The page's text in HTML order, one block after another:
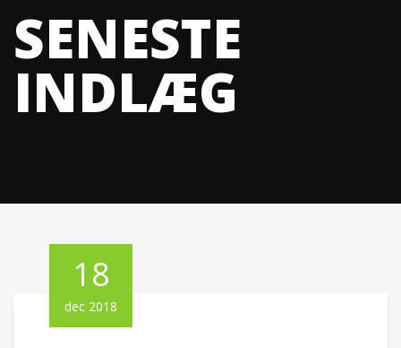
SENESTE
INDLÆG
18
dec 2018